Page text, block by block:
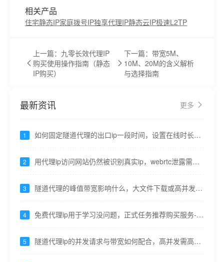
相关产品
住宅静态IP家庭拨号IP独享代理IP静态云IP极速L2TP
上一篇：九零长效代理IP
购买使用操作指南（静态
IP购买）
下一篇：带宽5M、
10M、20M的含义解析
与选择指南
最新资讯 更多
1
如何固定隧道代理的出口ip一段时间，设置在线时长并
2
用代理ip访问网站仍然被识别真实ip，webrtc泄露需关
3
隧道代理的峰值带宽影响什么，大文件下载或高并发接
4
免费代理ip用于学习没问题，正式任务推荐购买服务----
5
隧道代理ip的并发请求与带宽如何配合，高并发需高带